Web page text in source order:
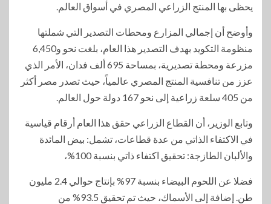
يحظى بها المنتج الزراعي المصري في أسواق العالم.
وأوضح أن إجمالي المزارع ومحطات التصدير التي شملتها
منظومة التكويد بهدف التصدير هذا العام، بلغت نحو و6,450
مزرعة ومحطة تصديرية، بمساحة 695 ألف فدان، الأمر الذي
عزز من تنافسية المنتج المصري عالمياً، حيث تصدر مصر أكثر
من 405 سلعة زراعية إلى نحو 167 دولة حول العالم.
وتابع الوزير، أن القطاع الزراعي حقق هذا العام أرقام قياسية
في الاكتفاء الذاتي من عدة قطاعات، تشمل: بيض المائدة
والألبان الطازجة: تحقيق اكتفاء ذاتي بنسبة 100%،
فضلا عن اللحوم البيضاء بنسبة 97% بإنتاج حوالي 2.4 مليون
طن. إضافة إلى الأسماك، حيث تم تحقيق 93.5% من